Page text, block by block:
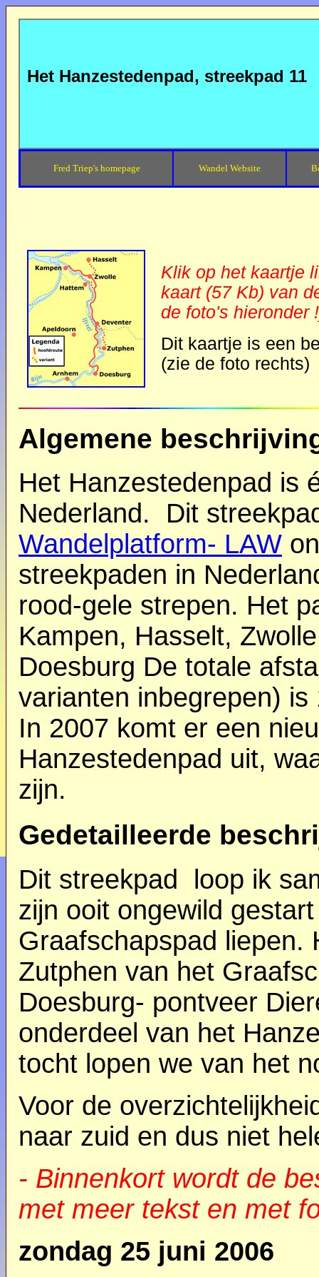
Het Hanzestedenpad, streekpad 11
Fred Triep's homepage Wandel Website
Klik op het kaartje
kaart (57 Kb) van
de foto's hieronder
Dit kaartje is een
(zie de foto rechts)
Algemene
Het Hanzestedenpad is
Nederland. Dit
Wandelplatform- LAW
streekpaden in
rood-gele strepen. Het
Kampen, Hasselt,
Doesburg De totale
varianten inbegrepen) is
In 2007 komt er een
Hanzestedenpad uit,
zijn.
Gedetailleerde
Dit streekpad loop ik
zijn ooit ongewild
Graafschapspad liepen.
Zutphen van het
Doesburg- pontveer
onderdeel van het
tocht lopen we van het
Voor de
naar zuid en dus niet
- Binnenkort wordt de
met meer tekst en met
zondag 25 juni 2006